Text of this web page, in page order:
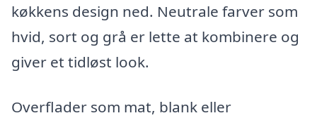
køkkens design ned. Neutrale farver som
hvid, sort og grå er lette at kombinere og
giver et tidløst look.
Overflader som mat, blank eller